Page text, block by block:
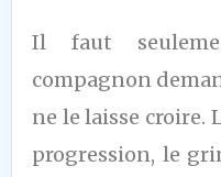
Il faut
compagnon
ne le laisse croire.
progression, le